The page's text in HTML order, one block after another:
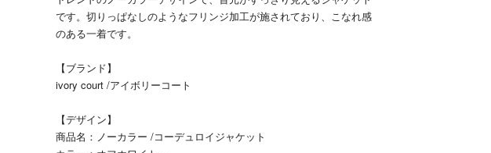
です。切りっぱなしのようなフリンジ加工が施されており、こなれ感
のある一着です。
【ブランド】
ivory court /アイボリーコート
【デザイン】
商品名：ノーカラー /コーデュロイジャケット